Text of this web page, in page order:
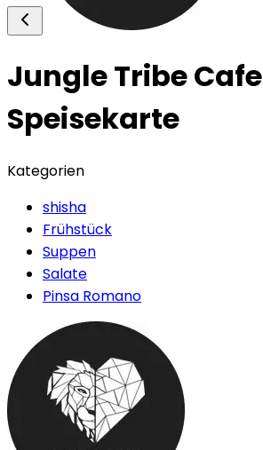
Jungle Tribe Cafe
Speisekarte
Kategorien
shisha
Frühstück
Suppen
Salate
Pinsa Romano